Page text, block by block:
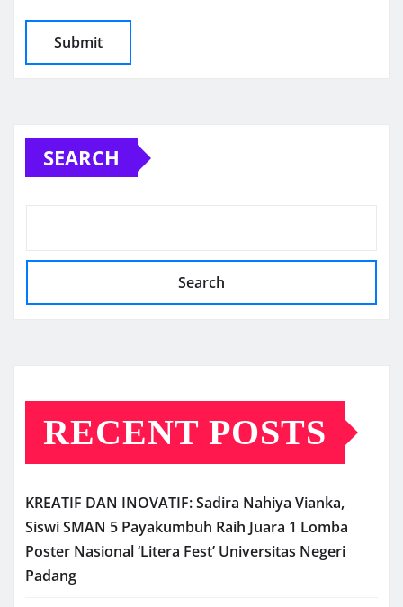
SEARCH
Search
RECENT POSTS
KREATIF DAN INOVATIF: Sadira Nahiya Vianka,
Siswi SMAN 5 Payakumbuh Raih Juara 1 Lomba
Poster Nasional ‘Litera Fest’ Universitas Negeri
Padang